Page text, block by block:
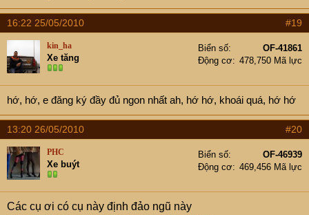
16:22 25/05/2010 #19
kin_ha
Xe tăng
Biển số
OF-41861
Động cơ
478,750 Mã lực
hớ, hớ, e đăng ký đầy đủ ngon nhất ah, hớ hớ, khoái quá, hớ hớ
13:20 26/05/2010 #20
PHC
Xe buýt
Biển số
OF-46939
Động cơ
469,456 Mã lực
Các cụ ơi có cụ này định đảo ngũ này